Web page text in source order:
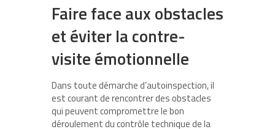
Faire face aux obstacles
et éviter la contre-
visite émotionnelle
Dans toute démarche d’autoinspection, il
est courant de rencontrer des obstacles
qui peuvent compromettre le bon
déroulement du contrôle technique de la